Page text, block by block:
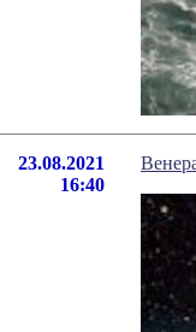
23.08.2021
16:40